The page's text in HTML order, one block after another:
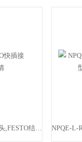
QSLL-1/8-8德国FESTO快插接头,FESTO结构详情